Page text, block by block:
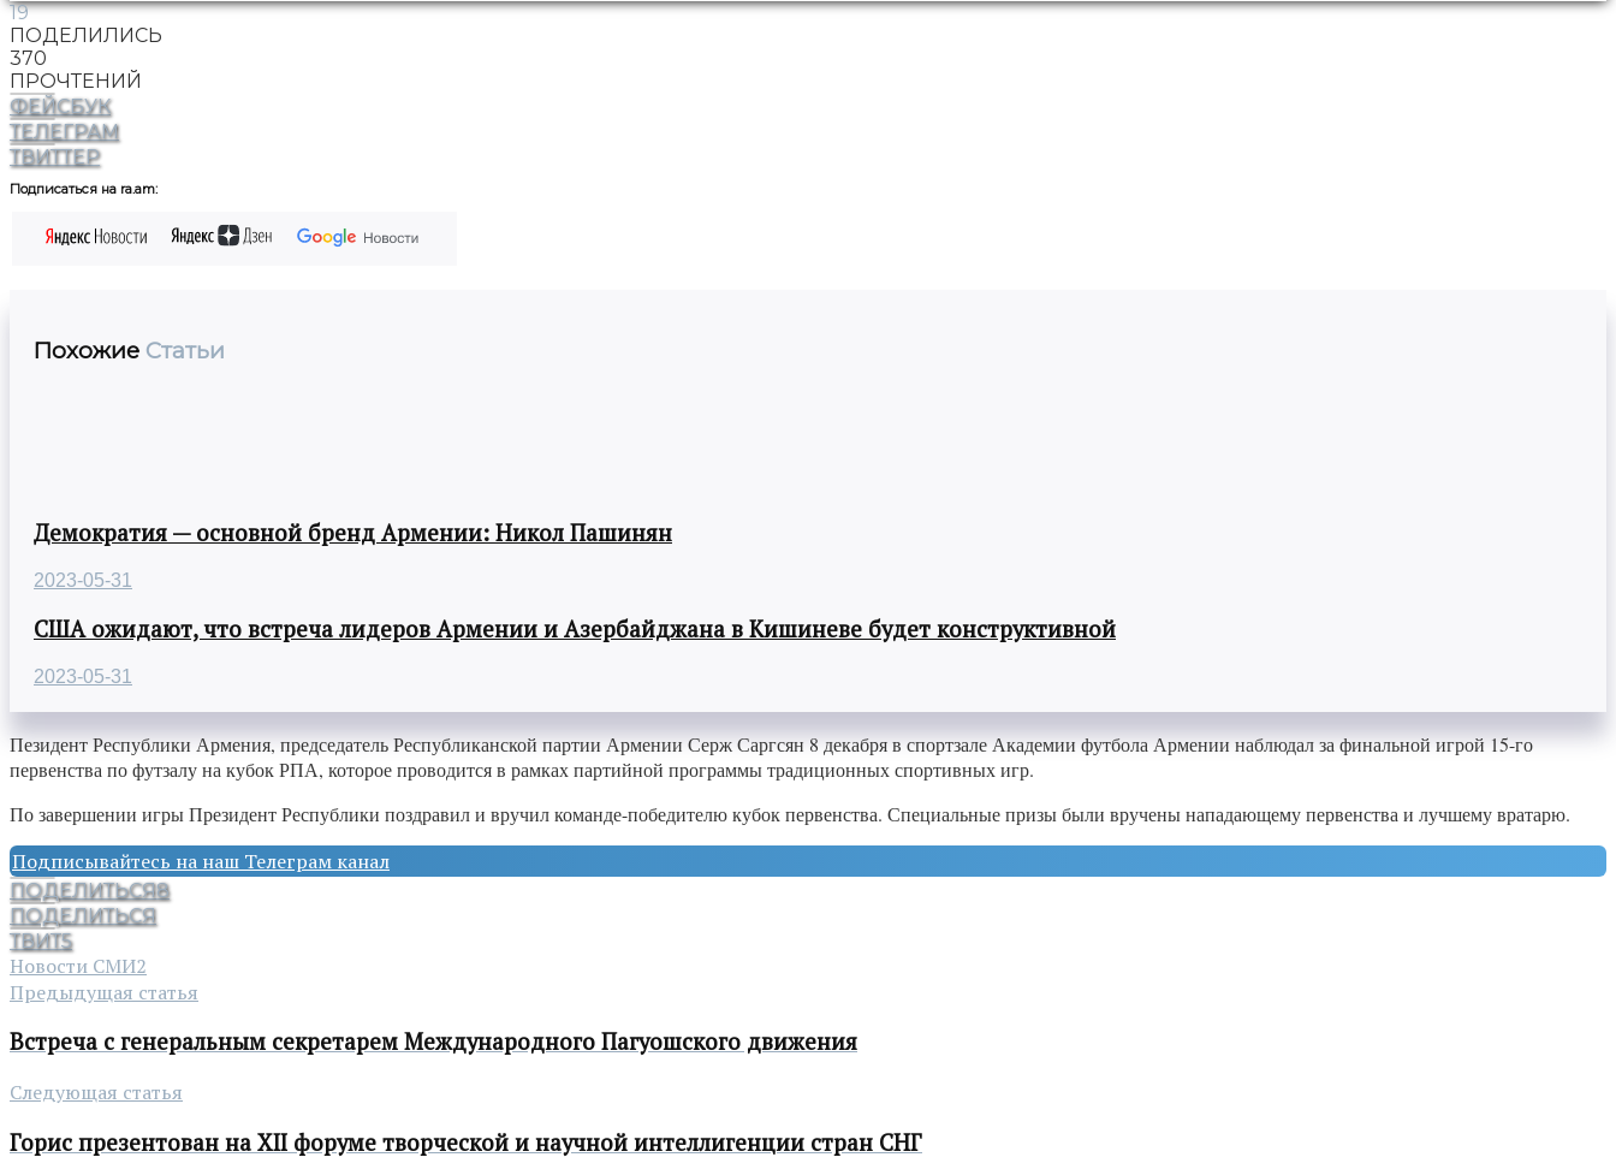
19
ПОДЕЛИЛИСЬ
370
ПРОЧТЕНИЙ
ФЕЙСБУК
ТЕЛЕГРАМ
ТВИТТЕР
Подписаться на ra.am:
Похожие Статьи
Демократия — основной бренд Армении: Никол Пашинян
2023-05-31
США ожидают, что встреча лидеров Армении и Азербайджана в Кишиневе будет конструктивной
2023-05-31
Пезидент Республики Армения, председатель Республиканской партии Армении Серж Саргсян 8 декабря в спортзале Академии футбола Армении наблюдал за финальной игрой 15-го
первенства по футзалу на кубок РПА, которое проводится в рамках партийной программы традиционных спортивных игр.
По завершении игры Президент Республики поздравил и вручил команде-победителю кубок первенства. Специальные призы были вручены нападающему первенства и лучшему вратарю.
Подписывайтесь на наш Телеграм канал
ПОДЕЛИТЬСЯ8
ПОДЕЛИТЬСЯ
ТВИТ5
Новости СМИ2
Предыдущая статья
Встреча с генеральным секретарем Международного Пагуошского движения
Следующая статья
Горис презентован на XII форуме творческой и научной интеллигенции стран СНГ